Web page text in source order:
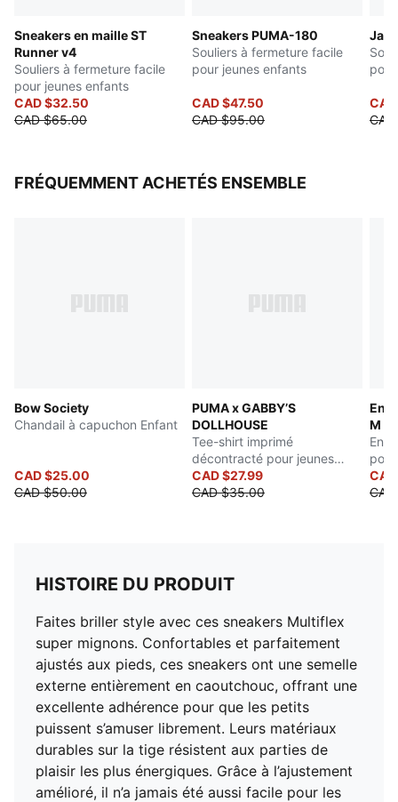
enfants de 4 à 8 ans.
Sneakers en maille ST
Runner v4
Souliers à fermeture facile
pour jeunes enfants
CAD $32.50
CAD $65.00
Sneakers PUMA-180
Souliers à fermeture facile
pour jeunes enfants
CAD $47.50
CAD $95.00
FRÉQUEMMENT ACHETÉS ENSEMBLE
Bow Society
Chandail à capuchon Enfant
CAD $25.00
CAD $50.00
PUMA x GABBY’S
DOLLHOUSE
Tee-shirt imprimé
décontracté pour jeunes
enfants
CAD $27.99
CAD $35.00
M
HISTOIRE DU PRODUIT
Faites briller style avec ces sneakers Multiflex
super mignons. Confortables et parfaitement
ajustés aux pieds, ces sneakers ont une semelle
externe entièrement en caoutchouc, offrant une
excellente adhérence pour que les petits
puissent s’amuser librement. Leurs matériaux
durables sur la tige résistent aux parties de
plaisir les plus énergiques. Grâce à l’ajustement
amélioré, il n’a jamais été aussi facile pour les